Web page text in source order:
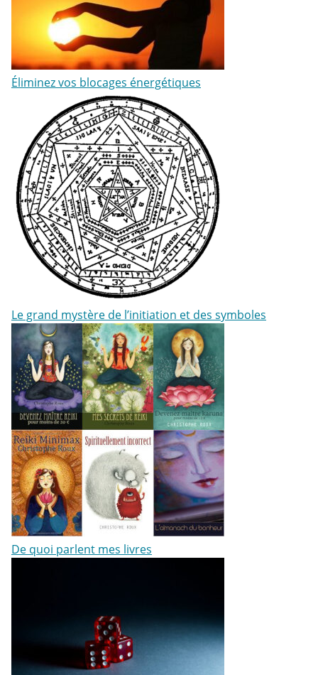
Éliminez vos blocages énergétiques
Le grand mystère de l’initiation et des symboles
De quoi parlent mes livres